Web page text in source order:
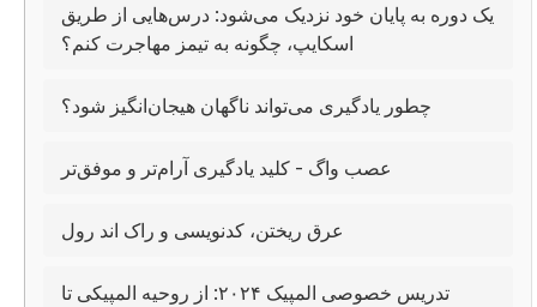
یک دوره به پایان خود نزدیک می‌شود: درس‌هایی از طریق
اسکایپ، چگونه به تیمز مهاجرت کنم؟
چطور یادگیری می‌تواند ناگهان هیجان‌انگیز شود؟
عصب واگ - کلید یادگیری آرام‌تر و موفق‌تر
عرق ریختن، کدنویسی و راک اند رول
تدریس خصوصی المپیک ۲۰۲۴: از روحیه المپیکی تا